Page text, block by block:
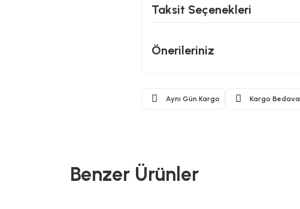
Taksit Seçenekleri
Önerileriniz
Aynı Gün Kargo Kargo Bedava
Benzer Ürünler